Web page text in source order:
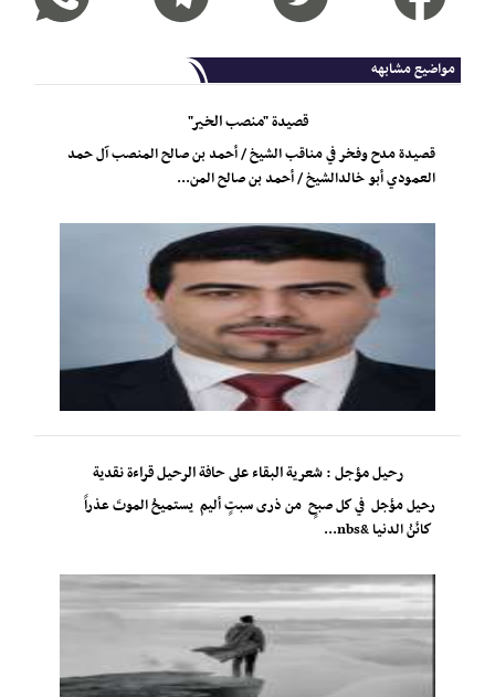
مواضيع مشابهه
قصيدة "منصب الخير"
قصيدة مدح وفخر في مناقب الشيخ / أحمد بن صالح المنصب آل حمد
العمودي أبو خالدالشيخ / أحمد بن صالح المن...
رحيل مؤجل : شعرية البقاء على حافة الرحيل قراءة نقدية
رحيل مؤجل في كل صبحٍ من ذرى سبتٍ أليم يستميحُ الموتَ عذراً
كائنُ الدنيا &nbs...